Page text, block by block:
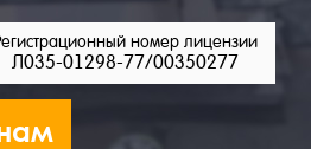
номер лицензии
Л035-01298-77/00350277